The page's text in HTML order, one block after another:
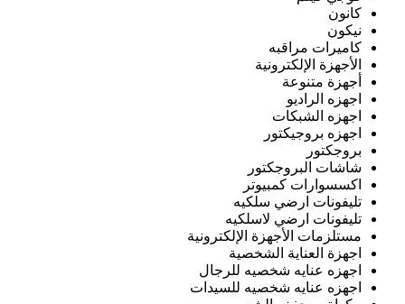
كانون
نيكون
كاميرات مراقبه
الأجهزة الإلكترونية
أجهزة متنوعة
اجهزه الراديو
اجهزه الشبكات
اجهزه بروجيكتور
بروجكتور
شاشات البروجكتور
اكسسوارات كمبيوتر
تليفونات ارضي سلكيه
تليفونات ارضي لاسلكيه
مستلزمات الأجهزة الإلكترونية
اجهزة العناية الشخصية
اجهزه عنايه شخصيه للرجال
اجهزه عنايه شخصيه للسيدات